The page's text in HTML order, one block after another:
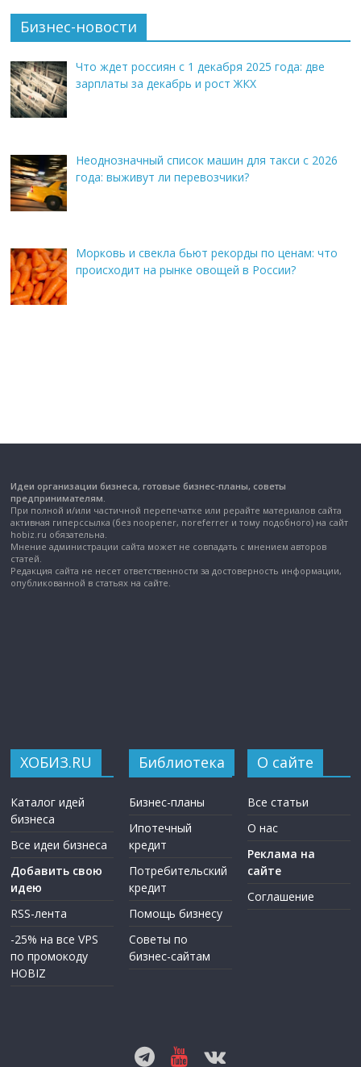
Бизнес-новости
Что ждет россиян с 1 декабря 2025 года: две
зарплаты за декабрь и рост ЖКХ
Неоднозначный список машин для такси с 2026
года: выживут ли перевозчики?
Морковь и свекла бьют рекорды по ценам: что
происходит на рынке овощей в России?
Идеи организации бизнеса, готовые бизнес-планы, советы
предпринимателям.
При полной и/или частичной перепечатке или рерайте материалов сайта
активная гиперссылка (без noopener, noreferrer и тому подобного) на сайт
hobiz.ru обязательна.
Мнение администрации сайта может не совпадать с мнением авторов
статей.
Редакция сайта не несет ответственности за достоверность информации,
опубликованной в статьях на сайте.
ХОБИЗ.RU
Каталог идей
бизнеса
Все идеи бизнеса
Добавить свою
идею
RSS-лента
-25% на все VPS
по промокоду
HOBIZ
Библиотека
Бизнес-планы
Ипотечный
кредит
Потребительский
кредит
Помощь бизнесу
Советы по
бизнес-сайтам
О сайте
Все статьи
О нас
Реклама на
сайте
Соглашение